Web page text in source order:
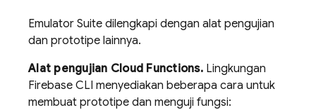
Emulator Suite dilengkapi dengan alat pengujian
dan prototipe lainnya.
Alat pengujian Cloud Functions.Lingkungan
Firebase CLI menyediakan beberapa cara untuk
membuat prototipe dan menguji fungsi: